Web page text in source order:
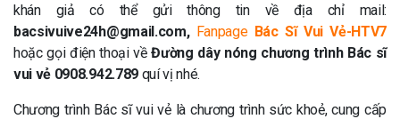
khán giả có thể gửi thông tin về địa chỉ mail:
bacsivuive24h@gmail.com, Fanpage Bác Sĩ Vui Vẻ-HTV7
hoặc gọi điện thoại vềĐường dây nóng chương trình Bác sĩ
vui vẻ 0908.942.789quí vị nhé.
Chương trình Bác sĩ vui vẻ là chương trình sức khoẻ, cung cấp